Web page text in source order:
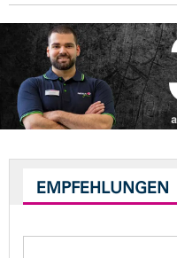
EMPFEHLUNGEN